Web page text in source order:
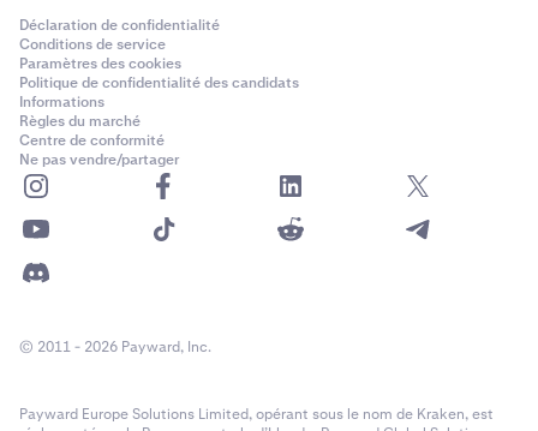
Déclaration de confidentialité
Conditions de service
Paramètres des cookies
Politique de confidentialité des candidats
Informations
Règles du marché
Centre de conformité
Ne pas vendre/partager
© 2011 - 2026 Payward, Inc.
Payward Europe Solutions Limited, opérant sous le nom de Kraken, est